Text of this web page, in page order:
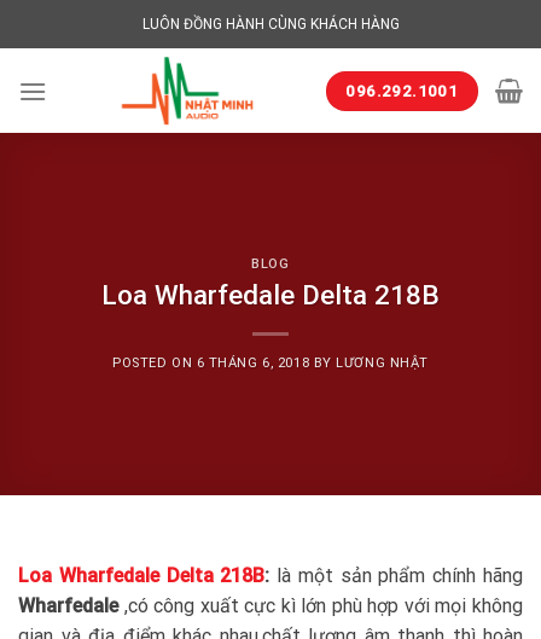
to
LUÔN ĐỒNG HÀNH CÙNG KHÁCH HÀNG
096.292.1001
BLOG
Loa Wharfedale Delta 218B
POSTED ON 6 THÁNG 6, 2018 BY LƯƠNG NHẬT
Loa Wharfedale Delta 218B: là một sản phẩm chính hãng
Wharfedale,có công xuất cực kì lớn phù hợp với mọi không